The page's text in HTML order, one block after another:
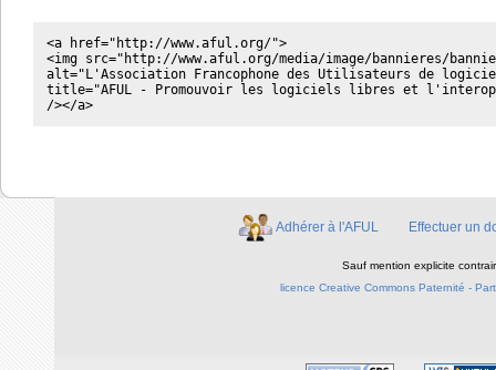
<a href="http://www.aful.org/">
<img src="http://www.aful.org/media/image/bannieres/
alt="L'Association Francophone des Utilisateurs de
title="AFUL - Promouvoir les logiciels libres et
Adhérer à l'AFUL Effectuer un
Sauf mention explicite
licence Creative Commons Paternité -